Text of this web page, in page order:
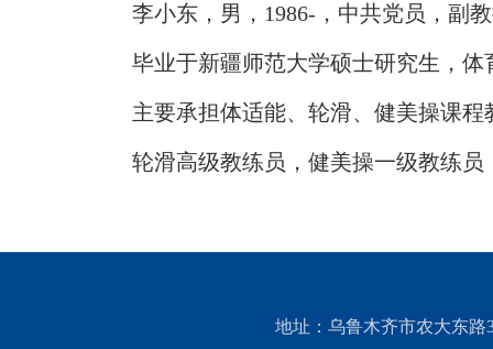
李小东，男， 1986-，中共党员， 副
毕业于新疆师范大学硕士研究生，
主要承担体适能、轮滑、健美操课程
轮滑高级教练员，健美操一级教练
地址：乌鲁木齐市农大东路